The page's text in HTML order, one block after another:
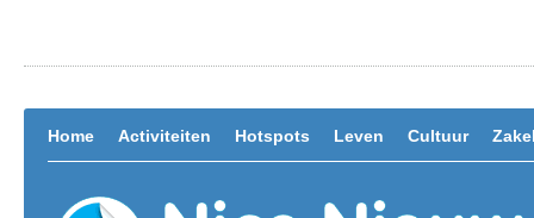
Home Activiteiten Hotspots Leven Cultuur